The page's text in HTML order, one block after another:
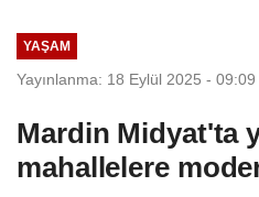
YAŞAM
Yayınlanma: 18 Eylül 2025 - 09:09
Mardin Midyat'ta
mahallelere